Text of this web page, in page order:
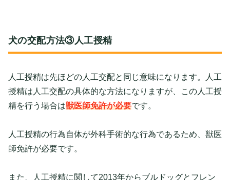
犬の交配方法③人工授精
人工授精は先ほどの人工交配と同じ意味になります。人工
授精は人工交配の具体的な方法になりますが、この人工授
精を行う場合は獣医師免許が必要です。
人工授精の行為自体が外科手術的な行為であるため、獣医
師免許が必要です。
また、人工授精に関して2013年からブルドッグとフレン